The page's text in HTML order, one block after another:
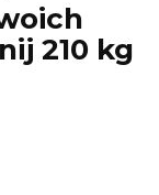
210 kg